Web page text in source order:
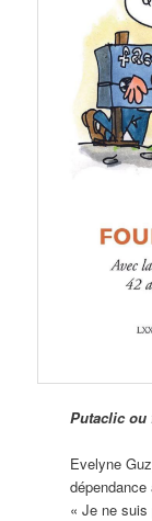
Putaclic ou
Evelyne
« Je ne